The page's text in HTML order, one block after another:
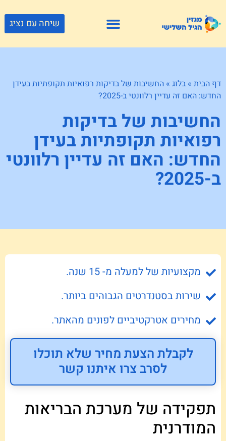
שיחה עם נציג
דף הבית » בלוג » החשיבות של בדיקות רפואיות תקופתיות בעידן
החדש: האם זה עדיין רלוונטי ב-2025?
החשיבות של בדיקות
רפואיות תקופתיות בעידן
החדש: האם זה עדיין רלוונטי
ב-2025?
מקצועיות של למעלה מ- 15 שנה.
שירות בסטנדרטים הגבוהים ביותר.
מחירים אטרקטיביים לפונים מהאתר.
לקבלת הצעת מחיר שלא תוכלו
לסרב צרו איתנו קשר
תפקידה של מערכת הבריאות
המודרנית